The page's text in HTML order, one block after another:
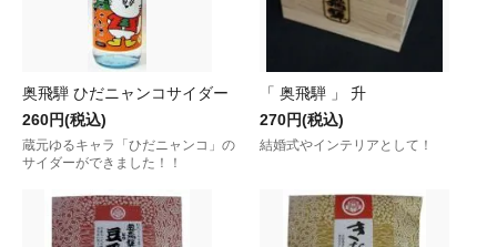
奥飛騨 ひだニャンコサイダー
260円(税込)
蔵元ゆるキャラ「ひだニャンコ」の
サイダーができました！！
「 奥飛騨 」 升
270円(税込)
結婚式やインテリアとして！